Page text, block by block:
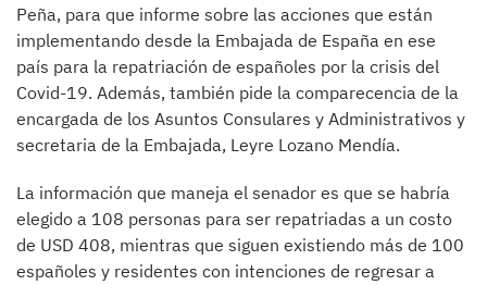
Peña, para que informe sobre las acciones que están
implementando desde la Embajada de España en ese
país para la repatriación de españoles por la crisis del
Covid-19. Además, también pide la comparecencia de la
encargada de los Asuntos Consulares y Administrativos y
secretaria de la Embajada, Leyre Lozano Mendía.
La información que maneja el senador es que se habría
elegido a 108 personas para ser repatriadas a un costo
de USD 408, mientras que siguen existiendo más de 100
españoles y residentes con intenciones de regresar a